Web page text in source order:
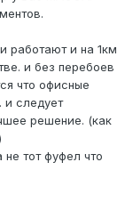
работают и на 1км
и без перебоев
что офисные
и следует
решение. (как
тот фуфел что